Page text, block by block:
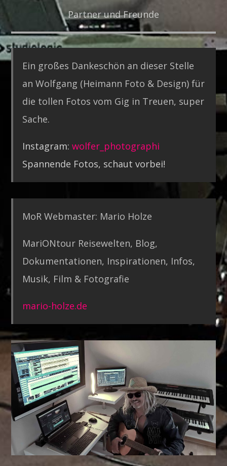
Partner und Freunde
Ein großes Dankeschön an dieser Stelle
an Wolfgang (Heimann Foto & Design) für
die tollen Fotos vom Gig in Treuen, super
Sache.
Instagram:wolfer_photographi
Spannende Fotos, schaut vorbei!
MoR Webmaster: Mario Holze
MariONtour Reisewelten, Blog,
Dokumentationen, Inspirationen, Infos,
Musik, Film & Fotografie
mario-holze.de